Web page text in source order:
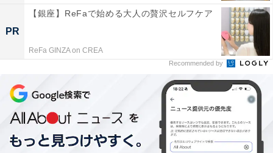
実際、SATやACTの点数を合否の材料から外した大学で
は、合格者に占める低所得層の割合が増えたというデー
タもあり、この改革は成功したかに見えました。
PR
【銀座】ReFaで始める大人の贅沢セルフケア
ReFa GINZA on CREA
Recommended by